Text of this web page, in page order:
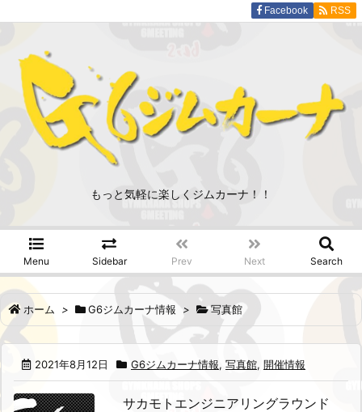
もっと気軽に楽しくジムカーナ！！
Menu Sidebar Prev Next Search
Facebook RSS
ホーム > G6ジムカーナ情報 > 写真館
2021年8月12日 G6ジムカーナ情報, 写真館, 開催情報
サカモトエンジニアリングラウンド